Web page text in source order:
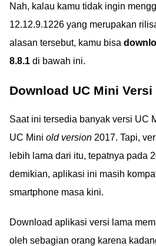
Nah, kalau kamu tidak ingin
12.12.9.1226 yang merupakan
alasan tersebut, kamu bisa
8.8.1 di bawah ini.
Download UC Mini Versi
Saat ini tersedia banyak versi UC
UC Mini old version 2017. Tapi,
lebih lama dari itu, tepatnya pada
demikian, aplikasi ini masih
smartphone masa kini.
Download aplikasi versi lama
oleh sebagian orang karena